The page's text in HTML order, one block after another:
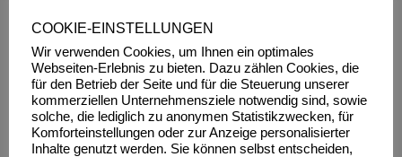
You must be logged into post a comment.
Diese Website verwendet Akismet, um Spam zu
reduzieren.Erfahre, wie deine Kommentardaten
verarbeitet werden.
COOKIE-EINSTELLUNGEN
Wir verwenden Cookies, um Ihnen ein optimales
Webseiten-Erlebnis zu bieten. Dazu zählen Cookies, die
für den Betrieb der Seite und für die Steuerung unserer
kommerziellen Unternehmensziele notwendig sind, sowie
solche, die lediglich zu anonymen Statistikzwecken, für
Komforteinstellungen oder zur Anzeige personalisierter
Inhalte genutzt werden. Sie können selbst entscheiden,